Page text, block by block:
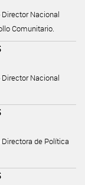
Nacional
Comunitario.
Nacional
de Política